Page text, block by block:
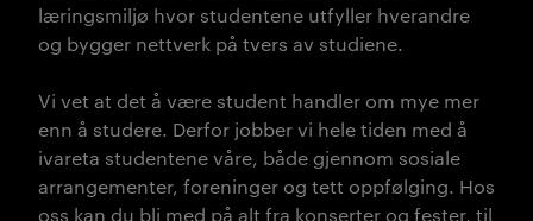
læringsmiljø hvor studentene utfyller hverandre
og bygger nettverk på tvers av studiene.
Vi vet at det å være student handler om mye mer
enn å studere. Derfor jobber vi hele tiden med å
ivareta studentene våre, både gjennom sosiale
arrangementer, foreninger og tett oppfølging. Hos
oss kan du bli med på alt fra konserter og fester, til